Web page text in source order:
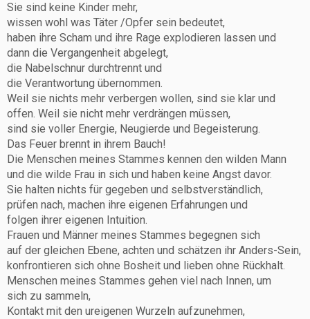
Sie sind keine Kinder mehr,
wissen wohl was Täter /Opfer sein bedeutet,
haben ihre Scham und ihre Rage explodieren lassen und
dann die Vergangenheit abgelegt,
die Nabelschnur durchtrennt und
die Verantwortung übernommen.
Weil sie nichts mehr verbergen wollen, sind sie klar und
offen. Weil sie nicht mehr verdrängen müssen,
sind sie voller Energie, Neugierde und Begeisterung.
Das Feuer brennt in ihrem Bauch!
Die Menschen meines Stammes kennen den wilden Mann
und die wilde Frau in sich und haben keine Angst davor.
Sie halten nichts für gegeben und selbstverständlich,
prüfen nach, machen ihre eigenen Erfahrungen und
folgen ihrer eigenen Intuition.
Frauen und Männer meines Stammes begegnen sich
auf der gleichen Ebene, achten und schätzen ihr Anders-Sein,
konfrontieren sich ohne Bosheit und lieben ohne Rückhalt.
Menschen meines Stammes gehen viel nach Innen, um
sich zu sammeln,
Kontakt mit den ureigenen Wurzeln aufzunehmen,